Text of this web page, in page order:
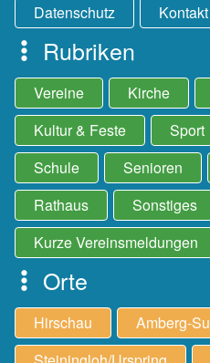
Datenschutz
Kontakt
Rubriken
Vereine Kirche
Kultur & Feste
Sport
Schule
Senioren
Rathaus
Sonstiges
Kurze Vereinsmeldungen
Orte
Hirschau
Amberg-